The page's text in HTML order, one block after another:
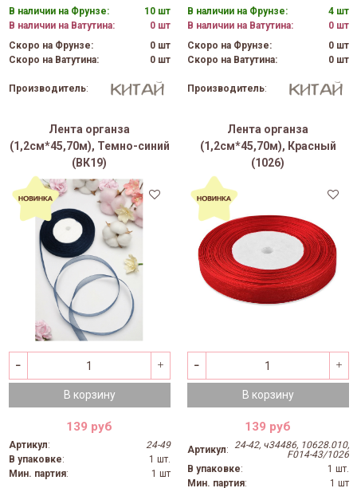
В наличии на Фрунзе:
10 шт
В наличии на Ватутина:
0 шт
Скоро на Фрунзе:
0 шт
Скоро на Ватутина:
0 шт
Производитель:
В наличии на Фрунзе:
4 шт
В наличии на Ватутина:
0 шт
Скоро на Фрунзе:
0 шт
Скоро на Ватутина:
0 шт
Производитель:
Лента органза
(1,2см*45,70м), Темно-синий
(ВК19)
В корзину
139 руб
Артикул:
24-49
В упаковке:
1 шт.
Мин. партия:
1 шт
Лента органза
(1,2см*45,70м), Красный
(1026)
В корзину
139 руб
Артикул: 24-42, ч34486, 10628.010,
F014-43/1026
В упаковке:
1 шт.
Мин. партия: 1 шт